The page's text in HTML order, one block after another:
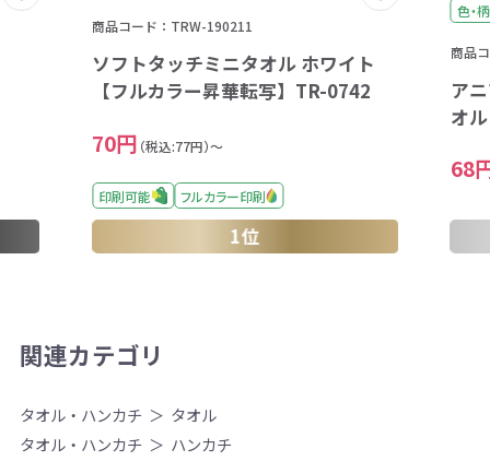
商品コード：TRW-190211
ソフトタッチミニタオル ホワイト
【フルカラー昇華転写】TR-0742
70円 （税込:77円）～
印刷可能 フルカラー印刷
1位
色・
商品
ア
オル
68
関連カテゴリ
タオル・ハンカチ
タオル
タオル・ハンカチ
ハンカチ